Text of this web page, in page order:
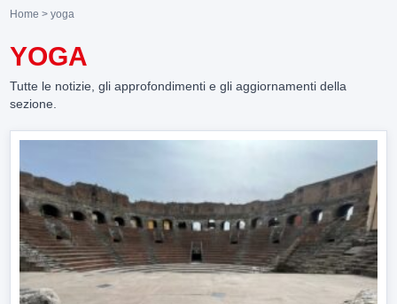
Home > yoga
YOGA
Tutte le notizie, gli approfondimenti e gli aggiornamenti della
sezione.